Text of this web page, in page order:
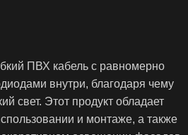
ПВХ кабель с равномерно
внутри, благодаря чему
свет. Этот продукт обладает
и монтаже, а также